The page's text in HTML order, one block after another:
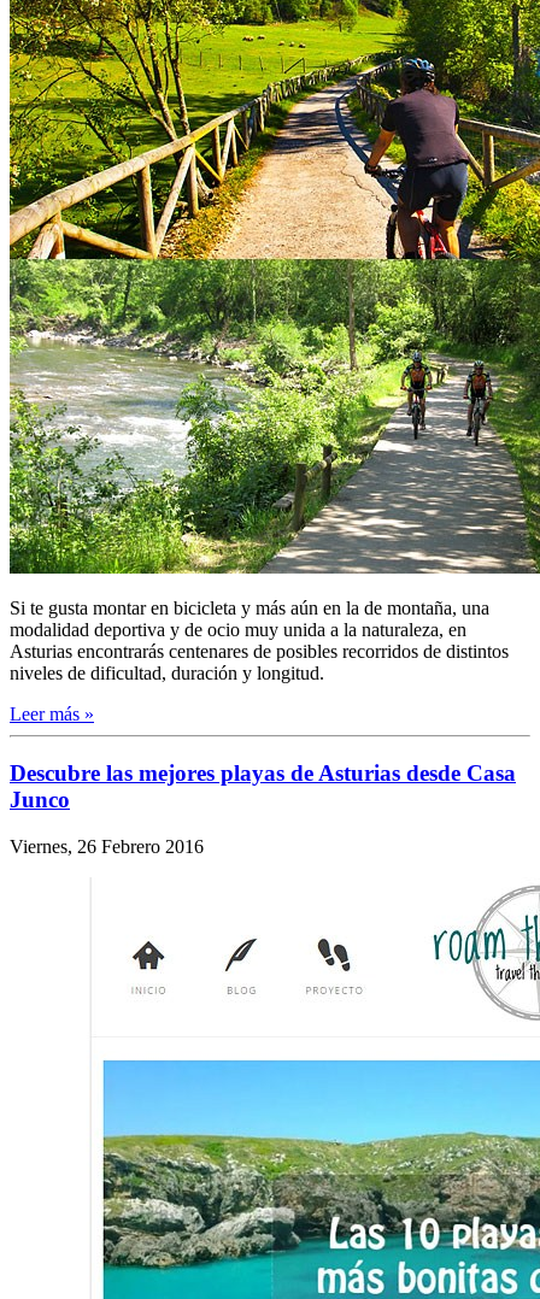
Si te gusta montar en bicicleta y más aún en la de montaña, una
modalidad deportiva y de ocio muy unida a la naturaleza, en
Asturias encontrarás centenares de posibles recorridos de distintos
niveles de dificultad, duración y longitud.
Leer más »
Descubre las mejores playas de Asturias desde Casa
Junco
Viernes, 26 Febrero 2016